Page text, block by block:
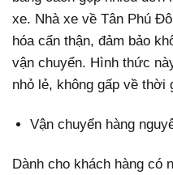
xe. Nhà xe về Tân Phú
hóa cẩn thận, đảm bảo
vận chuyển. Hình thức
nhỏ lẻ, không gấp về thời
Vận chuyển hàng
Dành cho khách hàng có